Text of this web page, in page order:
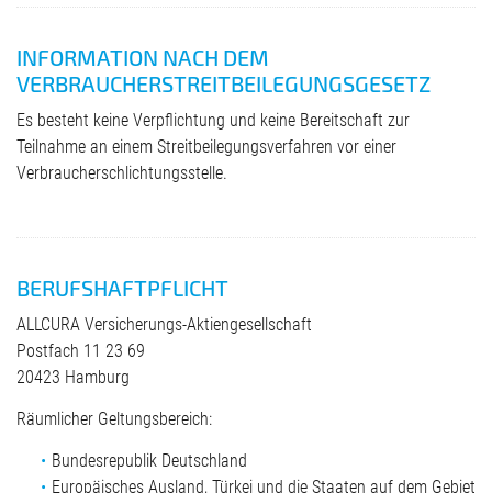
INFORMATION NACH DEM
VERBRAUCHERSTREITBEILEGUNGSGESETZ
Es besteht keine Verpflichtung und keine Bereitschaft zur
Teilnahme an einem Streitbeilegungsverfahren vor einer
Verbraucherschlichtungsstelle.
BERUFSHAFTPFLICHT
ALLCURA Versicherungs-Aktiengesellschaft
Postfach 11 23 69
20423 Hamburg
Räumlicher Geltungsbereich:
Bundesrepublik Deutschland
Europäisches Ausland, Türkei und die Staaten auf dem Gebiet